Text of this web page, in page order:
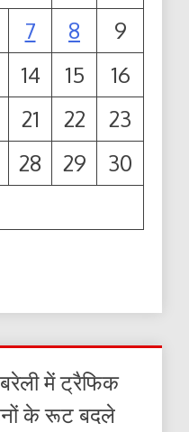
7 8
9
14 15
16
21 22
23
28 29
30
में ट्रैफिक
के रूट बदले